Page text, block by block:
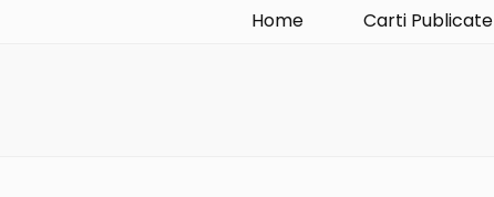
Home Carti Publicate